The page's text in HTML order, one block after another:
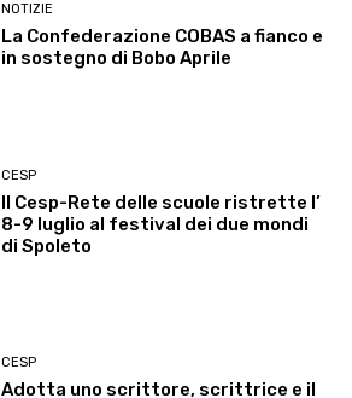
NOTIZIE
La Confederazione COBAS a fianco e
in sostegno di Bobo Aprile
CESP
Il Cesp-Rete delle scuole ristrette l’
8-9 luglio al festival dei due mondi
di Spoleto
CESP
Adotta uno scrittore, scrittrice e il